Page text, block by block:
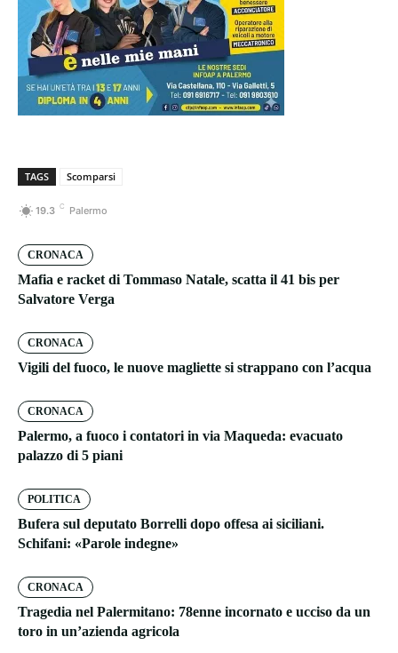
TAGS Scomparsi
19.3 C Palermo
CRONACA
Mafia e racket di Tommaso Natale, scatta il 41 bis per
Salvatore Verga
CRONACA
Vigili del fuoco, le nuove magliette si strappano con l’acqua
CRONACA
Palermo, a fuoco i contatori in via Maqueda: evacuato
palazzo di 5 piani
POLITICA
Bufera sul deputato Borrelli dopo offesa ai siciliani.
Schifani: «Parole indegne»
CRONACA
Tragedia nel Palermitano: 78enne incornato e ucciso da un
toro in un’azienda agricola